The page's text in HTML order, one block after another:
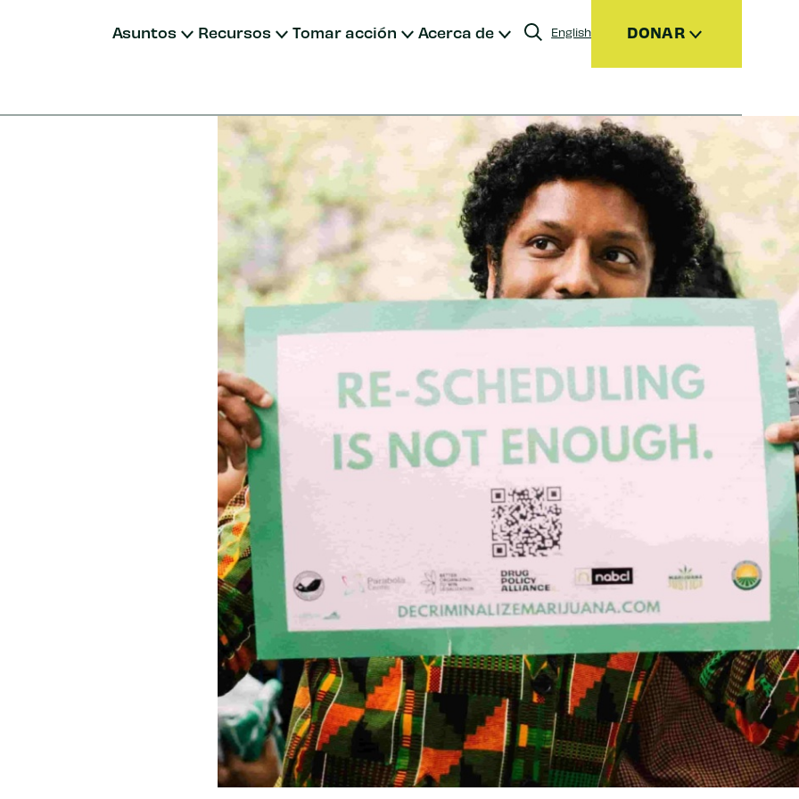
Asuntos Recursos Tomar acción Acerca de English DONAR
Unirse
Donar mensualmente
Fondos asesorados por donantes (DAF)
Otras formas de donar